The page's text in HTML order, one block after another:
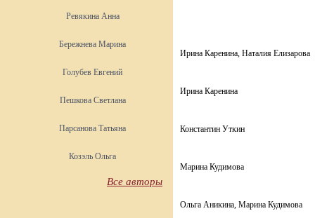
Ревякина Анна
Бережнева Марина
Голубев Евгений
Пешкова Светлана
Парсанова Татьяна
Козэль Ольга
Все авторы
Ирина Каренина, Наталия Елизарова
Ирина Каренина
Константин Уткин
Марина Кудимова
Ольга Аникина, Марина Кудимова